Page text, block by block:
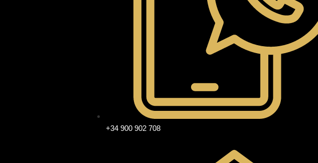
+34 900 902 708